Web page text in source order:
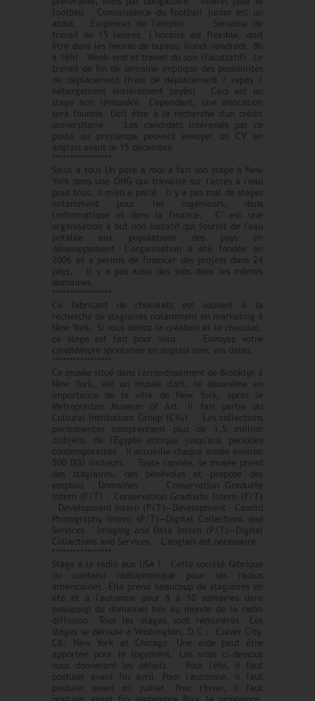
football - Connaissance du football junior est un
atout Exigences de l'emploi: - Semaine de
travail de 15 heures. L'horaire est flexible, doit
être dans les heures de bureau (lundi-vendredi, 8h
à 16h) - Week-end et travail du soir (facultatif). Le
travail de fin de semaine implique des possibilités
de déplacement (frais de déplacement / repas /
hébergement entièrement payés). Ceci est un
stage non rémunéré. Cependant, une allocation
sera fournie. Doit être à la recherche d'un crédit
universitaire . Les candidats intéressés par ce
poste au printemps peuvent envoyer un CV en
anglais avant le 15 décembre.
*****************
Salut à tous Un pote à moi a fait son stage à New
York dans une ONG qui travaille sur l'accès à l'eau
pour tous, il m'en a parlé. Il y a pas mal de stages
notamment pour les ingénieurs, dans
l'informatique et dans la finance, C’ est une
organisation à but non lucratif qui fournit de l'eau
potable aux populations des pays en
développement. L'organisation a été fondée en
2006 et a permis de financer des projets dans 24
pays, Il y a pas aussi des jobs dans les mêmes
domaines.
*****************
Ce fabricant de chocolats est souvent à la
recherche de stagiaires notamment en marketing à
New York. Si vous aimez la création et le chocolat,
ce stage est fait pour vous. Envoyez votre
candidature spontanée en anglais avec vos dates.
*****************
Ce musée situé dans l'arrondissement de Brooklyn à
New York, est un musée d'art, le deuxième en
importance de la ville de New York, après le
Metropolitan Museum of Art. Il fait partie du
Cultural Institutions Group (CIG). Les collections
permanentes comprennent plus de 1,5 million
d'objets, de l'Égypte antique jusqu'aux périodes
contemporaines. Il accueille chaque année environ
500 000 visiteurs. - Toute l'année, le musée prend
des stagiaires, des bénévoles et propose des
emplois. Domaines : - Conservation Graduate
Intern (F/T) - Conservation Graduate Intern (F/T)
- Development Intern (P/T)—Development - Candid
Photography Intern (P/T)—Digital Collections and
Services - Imaging and Data Intern (P/T)—Digital
Collections and Services L'anglais est nécessaire.
*****************
Stage à la radio aux USA ! Cette société fabrique
du contenu radiophonique pour les radios
américaines. Elle prend beaucoup de stagiaires en
été et à l'automne pour 8 à 10 semaines dans
beaucoup de domaines liés au monde de la radio
diffusion. Tous les stages sont rémunérés. Les
stages se déroule à Washington, D.C.; Culver City,
CA; New York et Chicago. Une aide peut être
apportée pour le logement. Les sites ci-dessous
vous donneront les détails. Pour l'été, il faut
postuler avant fin avril. Pour l'automne, il faut
postuler avant mi juillet. Pour l'hiver, il faut